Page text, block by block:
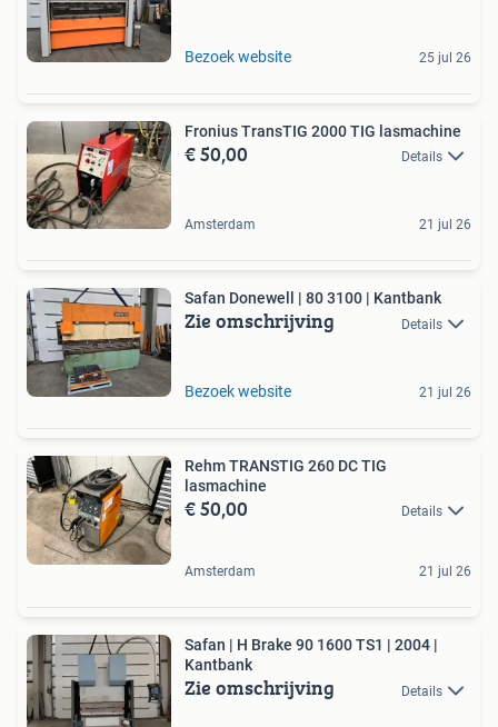
Bezoek website 25 jul 26
Fronius TransTIG 2000 TIG lasmachine
€ 50,00 Details
Amsterdam 21 jul 26
Safan Donewell | 80 3100 | Kantbank
Zie omschrijving Details
Bezoek website 21 jul 26
Rehm TRANSTIG 260 DC TIG
lasmachine
€ 50,00 Details
Amsterdam 21 jul 26
Safan | H Brake 90 1600 TS1 | 2004 |
Kantbank
Zie omschrijving Details